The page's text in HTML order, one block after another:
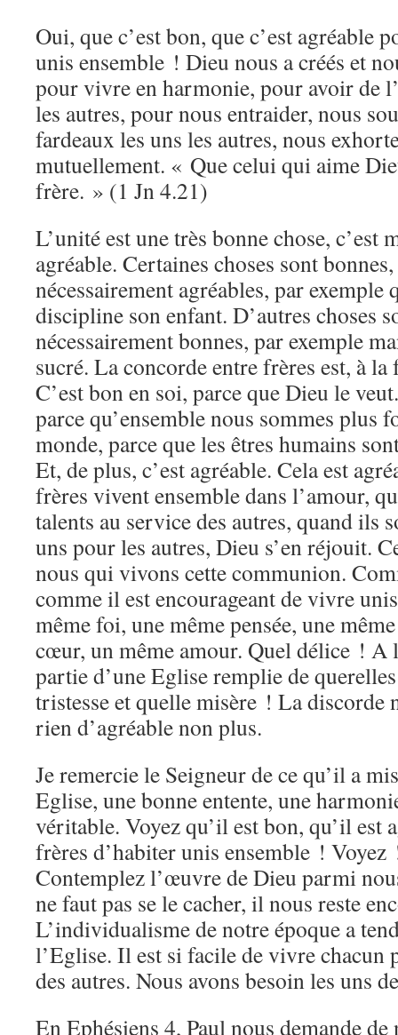
Oui, que c’est bon, que c’est agréable
unis ensemble ! Dieu nous a créés et
pour vivre en harmonie, pour avoir de
les autres, pour nous entraider, nous
fardeaux les uns les autres, nous
mutuellement. « Que celui qui aime
frère. » (1 Jn 4.21)
L’unité est une très bonne chose, c’est
agréable. Certaines choses sont
nécessairement agréables, par exemple
discipline son enfant. D’autres choses
nécessairement bonnes, par exemple
sucré. La concorde entre frères est, à
C’est bon en soi, parce que Dieu le
parce qu’ensemble nous sommes plus
monde, parce que les êtres humains
Et, de plus, c’est agréable. Cela est
frères vivent ensemble dans l’amour,
talents au service des autres, quand ils
uns pour les autres, Dieu s’en réjouit.
nous qui vivons cette communion.
comme il est encourageant de vivre
même foi, une même pensée, une
cœur, un même amour. Quel délice ! A
partie d’une Eglise remplie de
tristesse et quelle misère ! La discorde
rien d’agréable non plus.
Je remercie le Seigneur de ce qu’il a
Eglise, une bonne entente, une
véritable. Voyez qu’il est bon, qu’il est
frères d’habiter unis ensemble !
Contemplez l’œuvre de Dieu parmi
ne faut pas se le cacher, il nous reste
L’individualisme de notre époque a
l’Eglise. Il est si facile de vivre chacun
des autres. Nous avons besoin les uns
En Ephésiens 4, Paul nous demande